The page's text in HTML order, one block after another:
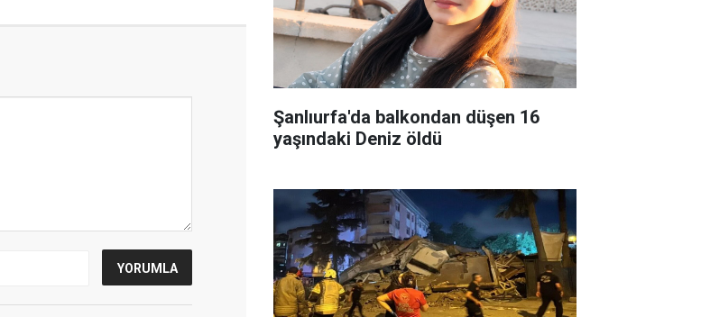
Şanlıurfa'da balkondan düşen 16
yaşındaki Deniz öldü